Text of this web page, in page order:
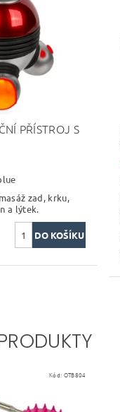
PŘÍSTROJ S
zad, krku,
a lýtek.
Kód: OTB804